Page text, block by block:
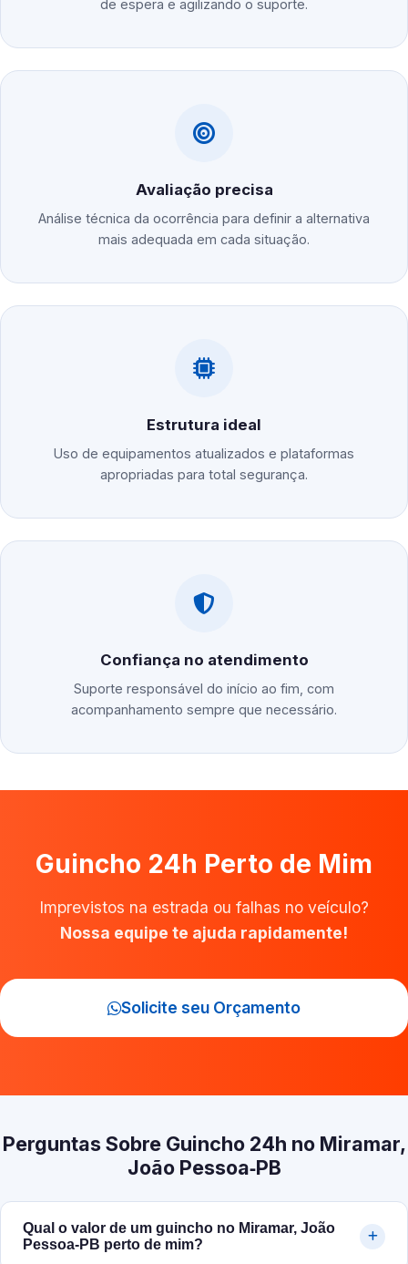
de espera e agilizando o suporte.
Avaliação precisa
Análise técnica da ocorrência para definir a alternativa
mais adequada em cada situação.
Estrutura ideal
Uso de equipamentos atualizados e plataformas
apropriadas para total segurança.
Confiança no atendimento
Suporte responsável do início ao fim, com
acompanhamento sempre que necessário.
Guincho 24h Perto de Mim
Imprevistos na estrada ou falhas no veículo?
Nossa equipe te ajuda rapidamente!
Solicite seu Orçamento
Perguntas Sobre Guincho 24h no Miramar,
João Pessoa‑PB
Qual o valor de um guincho no Miramar, João
Pessoa‑PB perto de mim?